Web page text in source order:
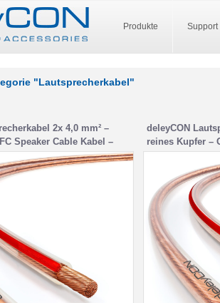
Produkte Support
"Lautsprecherkabel"
2x 4,0 mm² –
Speaker Cable Kabel –
für HiFi Lautsprecher &
–
deleyCON
reines Kupfer –
Audio
Surround –
Transparent